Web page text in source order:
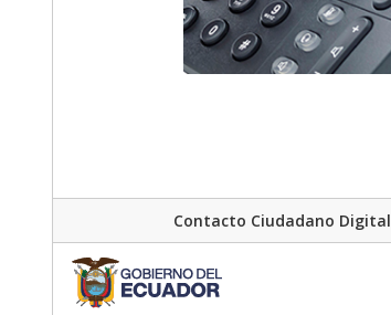
Contacto Ciudadano Digital